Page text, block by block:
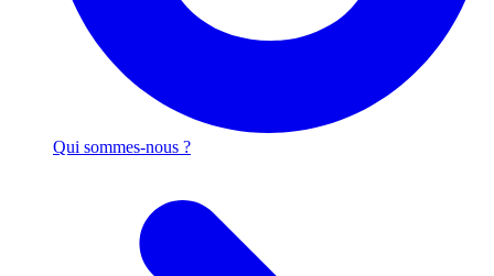
Qui sommes-nous ?